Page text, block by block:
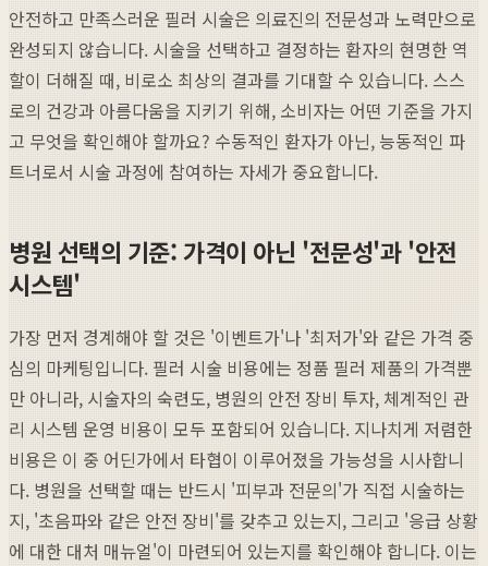
안전하고 만족스러운 필러 시술은 의료진의 전문성과 노력만으로
완성되지 않습니다. 시술을 선택하고 결정하는 환자의 현명한 역
할이 더해질 때, 비로소 최상의 결과를 기대할 수 있습니다. 스스
로의 건강과 아름다움을 지키기 위해, 소비자는 어떤 기준을 가지
고 무엇을 확인해야 할까요? 수동적인 환자가 아닌, 능동적인 파
트너로서 시술 과정에 참여하는 자세가 중요합니다.
병원 선택의 기준: 가격이 아닌 '전문성'과 '안전
시스템'
가장 먼저 경계해야 할 것은 '이벤트가'나 '최저가'와 같은 가격 중
심의 마케팅입니다. 필러 시술 비용에는 정품 필러 제품의 가격뿐
만 아니라, 시술자의 숙련도, 병원의 안전 장비 투자, 체계적인 관
리 시스템 운영 비용이 모두 포함되어 있습니다. 지나치게 저렴한
비용은 이 중 어딘가에서 타협이 이루어졌을 가능성을 시사합니
다. 병원을 선택할 때는 반드시 '피부과 전문의'가 직접 시술하는
지, '초음파와 같은 안전 장비'를 갖추고 있는지, 그리고 '응급 상황
에 대한 대처 매뉴얼'이 마련되어 있는지를 확인해야 합니다. 이는